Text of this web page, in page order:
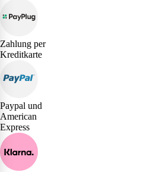
Zahlung per
Kreditkarte
Paypal und
American
Express